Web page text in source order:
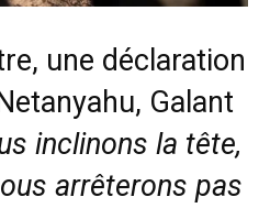
une déclaration
Galant
inclinons la tête,
arrêterons pas